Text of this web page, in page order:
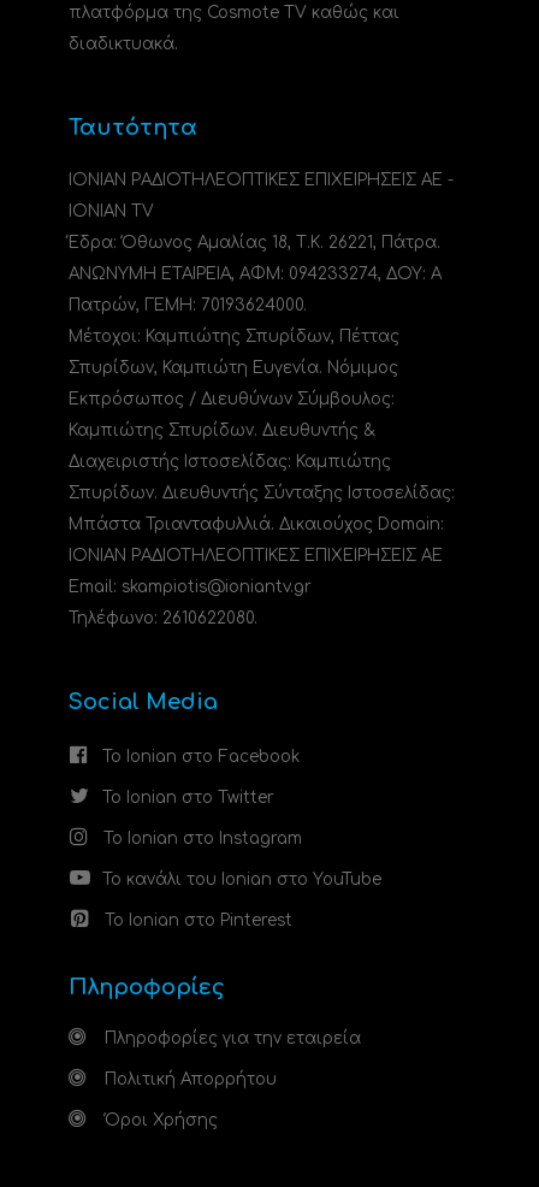
πλατφόρμα της Cosmote TV καθώς και
διαδικτυακά.
Ταυτότητα
ΙΟΝΙΑΝ ΡΑΔΙΟΤΗΛΕΟΠΤΙΚΕΣ ΕΠΙΧΕΙΡΗΣΕΙΣ ΑΕ -
IONIAN TV
Έδρα: Όθωνος Αμαλίας 18, Τ.Κ. 26221, Πάτρα.
ΑΝΩΝΥΜΗ ΕΤΑΙΡΕΙΑ, ΑΦΜ: 094233274, ΔΟΥ: A
Πατρών, ΓΕΜΗ: 70193624000.
Μέτοχοι: Καμπιώτης Σπυρίδων, Πέττας
Σπυρίδων, Καμπιώτη Ευγενία. Νόμιμος
Εκπρόσωπος / Διευθύνων Σύμβουλος:
Καμπιώτης Σπυρίδων. Διευθυντής &
Διαχειριστής Ιστοσελίδας: Καμπιώτης
Σπυρίδων. Διευθυντής Σύνταξης Ιστοσελίδας:
Μπάστα Τριανταφυλλιά. Δικαιούχος Domain:
ΙΟΝΙΑΝ ΡΑΔΙΟΤΗΛΕΟΠΤΙΚΕΣ ΕΠΙΧΕΙΡΗΣΕΙΣ ΑΕ
Email: skampiotis@ioniantv.gr
Τηλέφωνο: 2610622080.
Social Media
Το Ionian στο Facebook
Το Ionian στο Twitter
Το Ionian στο Instagram
Το κανάλι του Ionian στο YouTube
Το Ionian στο Pinterest
Πληροφορίες
Πληροφορίες για την εταιρεία
Πολιτική Απορρήτου
Όροι Χρήσης